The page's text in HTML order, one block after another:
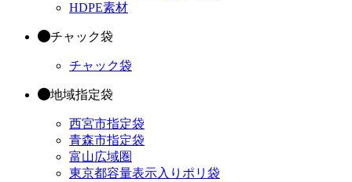
HDPE素材
チャック袋
チャック袋
地域指定袋
西宮市指定袋
青森市指定袋
富山広域圏
東京都容量表示入りポリ袋